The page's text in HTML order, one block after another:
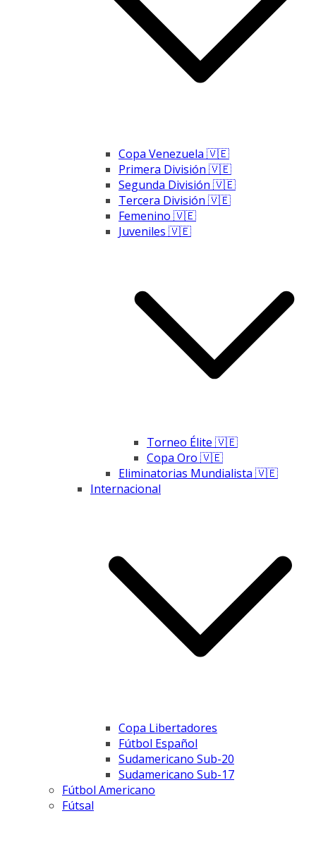
Copa Venezuela 🇻🇪
Primera División 🇻🇪
Segunda División 🇻🇪
Tercera División 🇻🇪
Femenino 🇻🇪
Juveniles 🇻🇪
Torneo Élite 🇻🇪
Copa Oro 🇻🇪
Eliminatorias Mundialista 🇻🇪
Internacional
Copa Libertadores
Fútbol Español
Sudamericano Sub-20
Sudamericano Sub-17
Fútbol Americano
Fútsal